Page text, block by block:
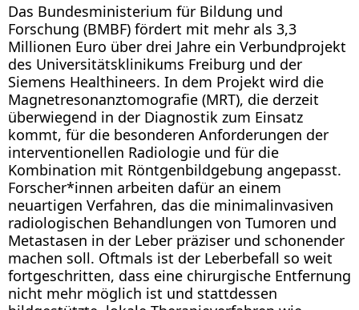
Das Bundesministerium für Bildung und
Forschung (BMBF) fördert mit mehr als 3,3
Millionen Euro über drei Jahre ein Verbundprojekt
des Universitätsklinikums Freiburg und der
Siemens Healthineers. In dem Projekt wird die
Magnetresonanztomografie (MRT), die derzeit
überwiegend in der Diagnostik zum Einsatz
kommt, für die besonderen Anforderungen der
interventionellen Radiologie und für die
Kombination mit Röntgenbildgebung angepasst.
Forscher*innen arbeiten dafür an einem
neuartigen Verfahren, das die minimalinvasiven
radiologischen Behandlungen von Tumoren und
Metastasen in der Leber präziser und schonender
machen soll. Oftmals ist der Leberbefall so weit
fortgeschritten, dass eine chirurgische Entfernung
nicht mehr möglich ist und stattdessen